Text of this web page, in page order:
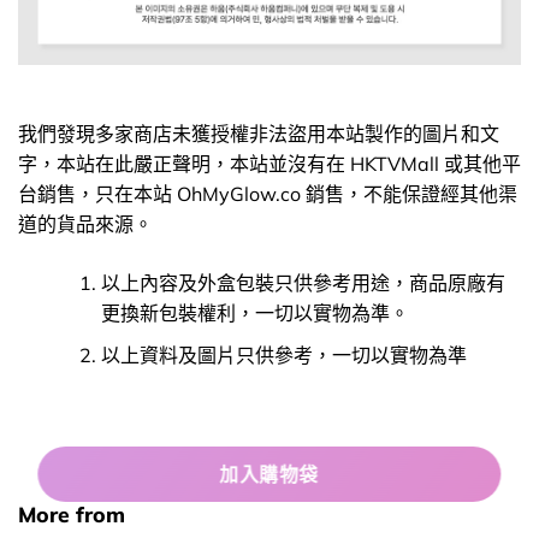
加入購物袋
我們發現多家商店未獲授權非法盜用本站製作的圖片和文
字，本站在此嚴正聲明，本站並沒有在 HKTVMall 或其他平
台銷售，只在本站 OhMyGlow.co 銷售，不能保證經其他渠
道的貨品來源。
以上內容及外盒包裝只供參考用途，商品原廠有
更換新包裝權利，一切以實物為準。
以上資料及圖片只供參考，一切以實物為準
More from